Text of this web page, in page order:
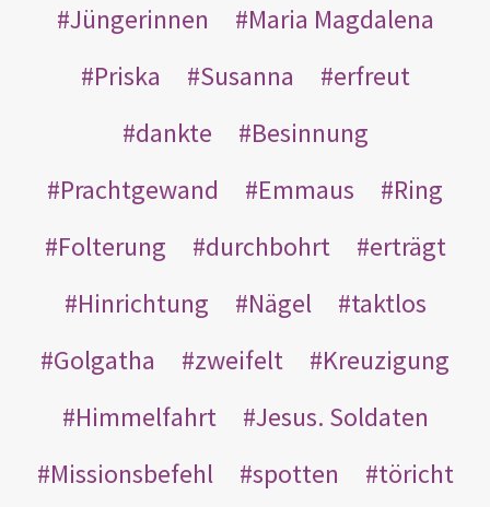
Jüngerinnen
Maria Magdalena
Priska
Susanna
erfreut
dankte
Besinnung
Prachtgewand
Emmaus
Ring
Folterung
durchbohrt
erträgt
Hinrichtung
Nägel
taktlos
Golgatha
zweifelt
Kreuzigung
Himmelfahrt
Jesus. Soldaten
Missionsbefehl
spotten
töricht